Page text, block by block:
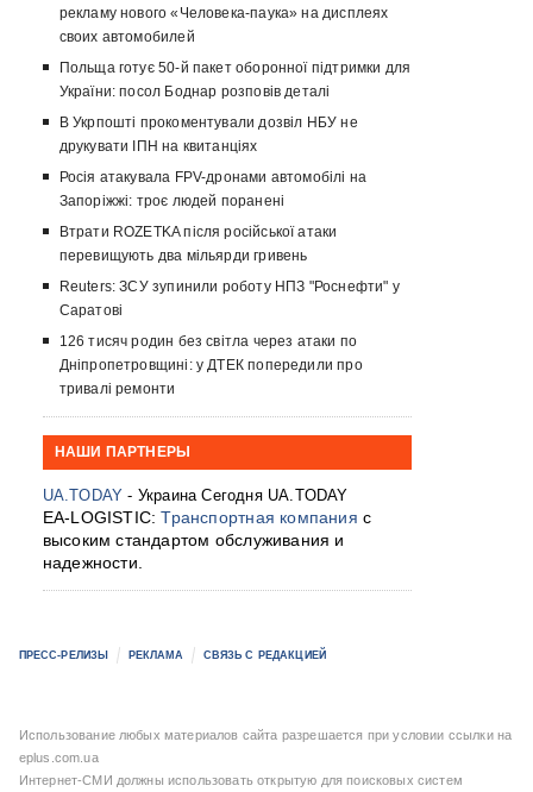
рекламу нового «Человека-паука» на дисплеях
своих автомобилей
Польща готує 50-й пакет оборонної підтримки для
України: посол Боднар розповів деталі
В Укрпошті прокоментували дозвіл НБУ не
друкувати ІПН на квитанціях
Росія атакувала FPV-дронами автомобілі на
Запоріжжі: троє людей поранені
Втрати ROZETKA після російської атаки
перевищують два мільярди гривень
Reuters: ЗСУ зупинили роботу НПЗ "Роснефти" у
Саратові
126 тисяч родин без світла через атаки по
Дніпропетровщині: у ДТЕК попередили про
тривалі ремонти
НАШИ ПАРТНЕРЫ
UA.TODAY - Украина Сегодня UA.TODAY
EA-LOGISTIC:Транспортная компания с
высоким стандартом обслуживания и
надежности.
ПРЕСС-РЕЛИЗЫ РЕКЛАМА СВЯЗЬ С РЕДАКЦИЕЙ
Использование любых материалов сайта разрешается при условии ссылки на
eplus.com.ua
Интернет-СМИ должны использовать открытую для поисковых систем